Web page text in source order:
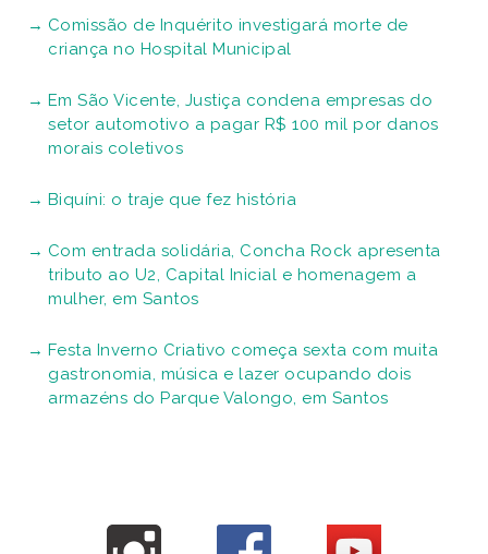
Comissão de Inquérito investigará morte de
criança no Hospital Municipal
Em São Vicente, Justiça condena empresas do
setor automotivo a pagar R$ 100 mil por danos
morais coletivos
Biquíni: o traje que fez história
Com entrada solidária, Concha Rock apresenta
tributo ao U2, Capital Inicial e homenagem a
mulher, em Santos
Festa Inverno Criativo começa sexta com muita
gastronomia, música e lazer ocupando dois
armazéns do Parque Valongo, em Santos